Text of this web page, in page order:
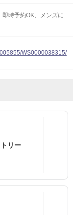
即時予約OK
メンズに
WS0000038315/
リー